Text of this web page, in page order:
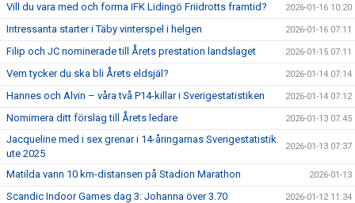
Vill du vara med och forma IFK Lidingö Friidrotts framtid? 2026-01-16 10:20
Intressanta starter i Täby vinterspel i helgen 2026-01-16 07:11
Filip och JC nominerade till Årets prestation landslaget 2026-01-15 07:11
Vem tycker du ska bli Årets eldsjäl? 2026-01-14 07:14
Hannes och Alvin – våra två P14-killar i Sverigestatistiken 2026-01-14 07:12
Nomimera ditt förslag till Årets ledare 2026-01-13 07:45
Jacqueline med i sex grenar i 14-åringarnas Sverigestatistik
ute 2025
2026-01-13 07:37
Matilda vann 10 km-distansen på Stadion Marathon 2026-01-13
Scandic Indoor Games dag 3: Johanna över 3.70 2026-01-12 11:34